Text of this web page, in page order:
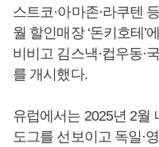
스트코·아마존·라쿠텐
월 할인매장 ‘돈키호테’
비비고 김스낵·컵우동·
를 개시했다.
유럽에서는 2025년 2월
도그를 선보이고 독일·